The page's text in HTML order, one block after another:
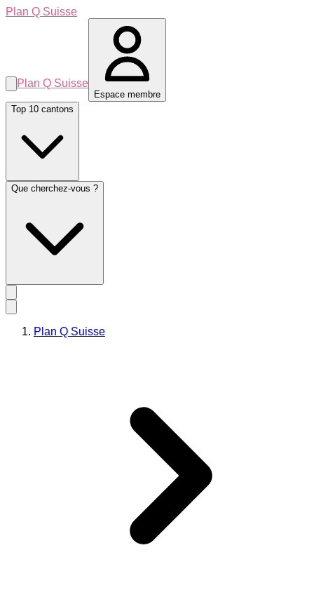
Plan Q Suisse
Plan Q Suisse
Espace membre
Top 10 cantons
Que cherchez-vous ?
Plan Q Suisse